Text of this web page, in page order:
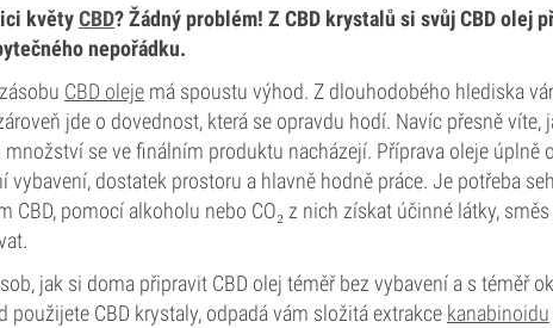
květyCBD? Žádný problém! Z CBD krystalů si svůj CBD olej
nepořádku.
CBD oleje má spoustu výhod. Z dlouhodobého hlediska
jde o dovednost, která se opravdu hodí. Navíc přesně víte,
se ve finálním produktu nacházejí. Příprava oleje úplně
vybavení, dostatek prostoru a hlavně hodně práce. Je potřeba
CBD, pomocí alkoholu nebo CO₂ z nich získat účinné látky,
jak si doma připravit CBD olej téměř bez vybavení a s téměř
použijete CBD krystaly, odpadá vám složitá extrakce kanabinoidu